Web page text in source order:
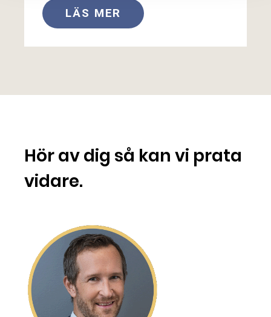
LÄS MER
Hör av dig så kan vi prata
vidare.